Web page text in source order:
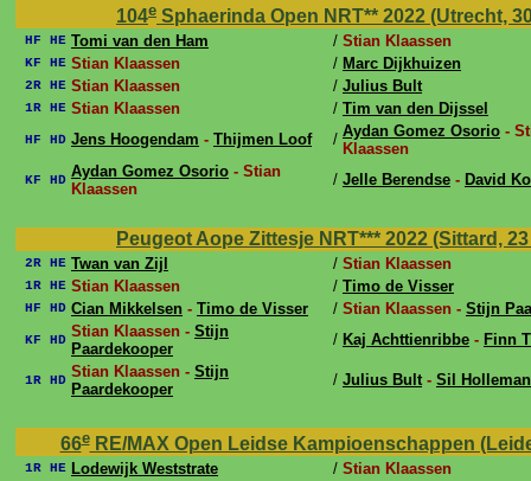
104e Sphaerinda Open NRT** 2022 (Utrecht,
HF HE Tomi van den Ham / Stian Klaassen
KF HE Stian Klaassen / Marc Dijkhuizen
2R HE Stian Klaassen / Julius Bult
1R HE Stian Klaassen / Tim van den Dijssel
HF HD Jens Hoogendam - Thijmen Loof / Aydan Gomez Osorio -
Klaassen
KF HD Aydan Gomez Osorio - Stian
Klaassen
/ Jelle Berendse - David
Peugeot Aope Zittesje NRT*** 2022 (Sittard,
2R HE Twan van Zijl / Stian Klaassen
1R HE Stian Klaassen / Timo de Visser
HF HD Cian Mikkelsen - Timo de Visser / Stian Klaassen - Stijn
KF HD Stian Klaassen - Stijn
Paardekooper
/ Kaj Achttienribbe - Finn
1R HD Stian Klaassen - Stijn
Paardekooper
/ Julius Bult- Sil
66eRE/MAX Open Leidse Kampioenschappen
1R HE Lodewijk Weststrate / Stian Klaassen